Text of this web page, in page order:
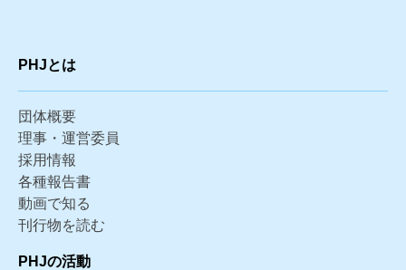
PHJとは
団体概要
理事・運営委員
採用情報
各種報告書
動画で知る
刊行物を読む
PHJの活動